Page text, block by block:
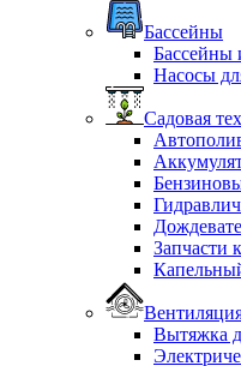
Бассейны
Бассейны
Насосы
Садовая
Запчасти
Вытяжка